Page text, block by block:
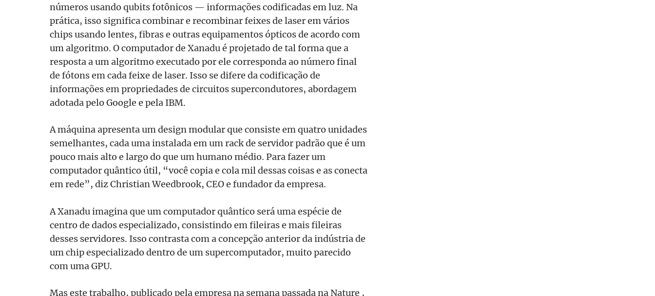
números usando qubits fotônicos — informações codificadas em luz. Na
prática, isso significa combinar e recombinar feixes de laser em vários
chips usando lentes, fibras e outras equipamentos ópticos de acordo com
um algoritmo. O computador de Xanadu é projetado de tal forma que a
resposta a um algoritmo executado por ele corresponda ao número final
de fótons em cada feixe de laser. Isso se difere da codificação de
informações em propriedades de circuitos supercondutores, abordagem
adotada pelo Google e pela IBM.
A máquina apresenta um design modular que consiste em quatro unidades
semelhantes, cada uma instalada em um rack de servidor padrão que é um
pouco mais alto e largo do que um humano médio. Para fazer um
computador quântico útil, “você copia e cola mil dessas coisas e as conecta
em rede”, diz Christian Weedbrook, CEO e fundador da empresa.
A Xanadu imagina que um computador quântico será uma espécie de
centro de dados especializado, consistindo em fileiras e mais fileiras
desses servidores. Isso contrasta com a concepção anterior da indústria de
um chip especializado dentro de um supercomputador, muito parecido
com uma GPU.
Mas este trabalho, publicado pela empresa na semana passada na Nature ,